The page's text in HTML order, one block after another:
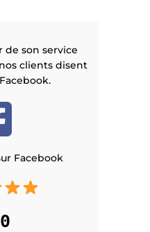
de son service
clients disent
Facebook